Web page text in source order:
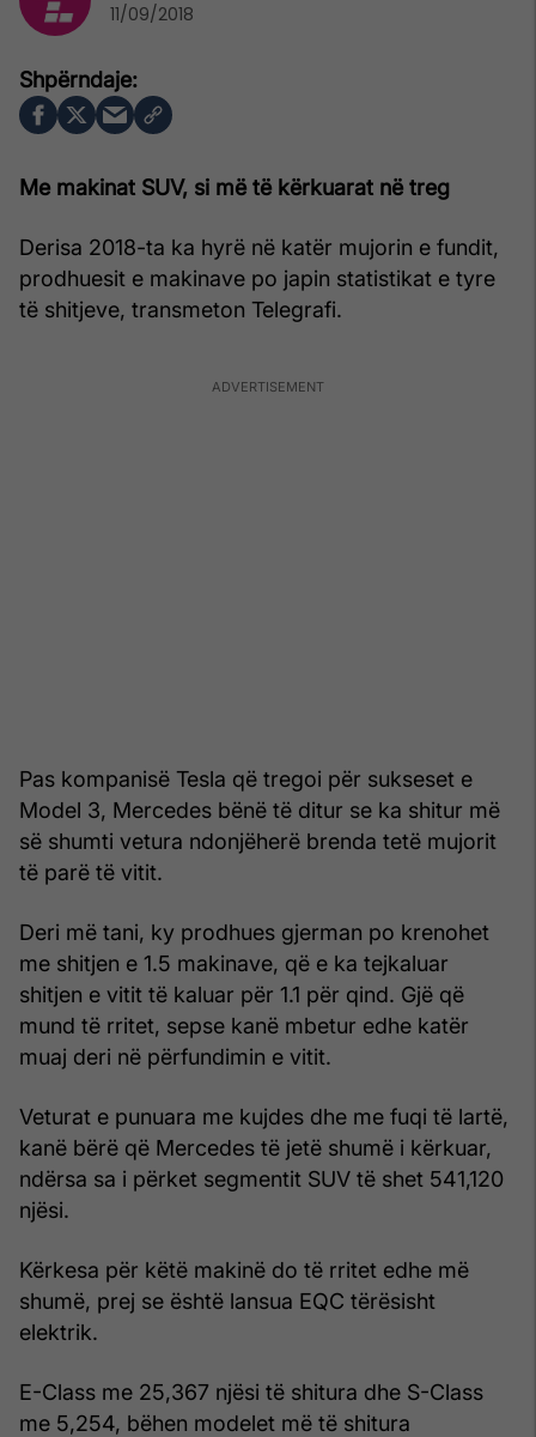
Me makinat SUV, si më të kërkuarat në treg
Derisa 2018-ta ka hyrë në katër mujorin e fundit,
prodhuesit e makinave po japin statistikat e tyre
të shitjeve, transmeton Telegrafi.
Pas kompanisë Tesla që tregoi për sukseset e
Model 3, Mercedes bënë të ditur se ka shitur më
së shumti vetura ndonjëherë brenda tetë mujorit
të parë të vitit.
Deri më tani, ky prodhues gjerman po krenohet
me shitjen e 1.5 makinave, që e ka tejkaluar
shitjen e vitit të kaluar për 1.1 për qind. Gjë që
mund të rritet, sepse kanë mbetur edhe katër
muaj deri në përfundimin e vitit.
Veturat e punuara me kujdes dhe me fuqi të lartë,
kanë bërë që Mercedes të jetë shumë i kërkuar,
ndërsa sa i përket segmentit SUV të shet 541,120
njësi.
Kërkesa për këtë makinë do të rritet edhe më
shumë, prej se është lansua EQC tërësisht
elektrik.
E-Class me 25,367 njësi të shitura dhe S-Class
me 5,254, bëhen modelet më të shitura
11/09/2018